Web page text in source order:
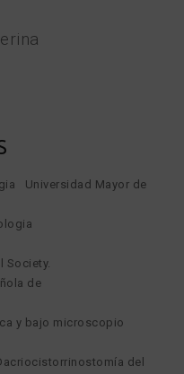
Universidad Mayor de
Society.
de
y bajo microscopio
del